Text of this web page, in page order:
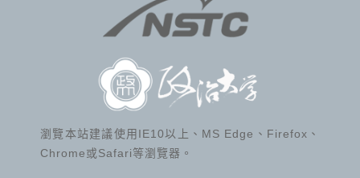
瀏覽本站建議使用IE10以上、MS Edge、Firefox、
Chrome或Safari等瀏覽器。